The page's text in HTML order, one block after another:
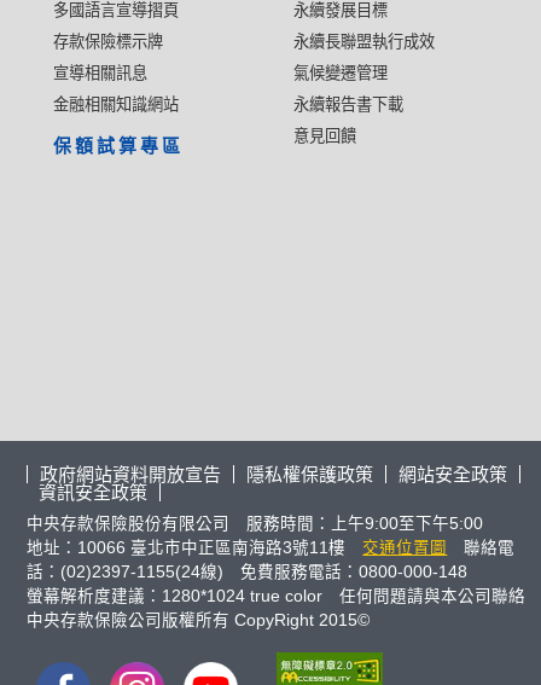
多國語言宣導摺頁
存款保險標示牌
宣導相關訊息
金融相關知識網站
永續發展目標
永續長聯盟執行成效
氣候變遷管理
永續報告書下載
意見回饋
保額試算專區
政府網站資料開放宣告 隱私權保護政策
網站安全政策
資訊安全政策
中央存款保險股份有限公司 服務時間：上午9:00至下午5:00
地址：10066 臺北市中正區南海路3號11樓
交通位置圖
聯絡電
話：(02)2397-1155(24線) 免費服務電話：0800-000-148
螢幕解析度建議：1280*1024 true color 任何問題請與本公司聯絡
中央存款保險公司版權所有 CopyRight 2015©
youtube